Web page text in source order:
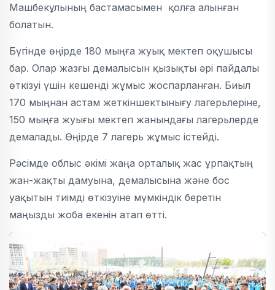
Машбекұлының бастамасымен қолға алынған
болатын.
Бүгінде өңірде 180 мыңға жуық мектеп оқушысы
бар. Олар жазғы демалысын қызықты әрі пайдалы
өткізуі үшін кешенді жұмыс жоспарланған. Биыл
170 мыңнан астам жеткіншектынығу лагерьлеріне,
150 мыңға жуығы мектеп жанындағы лагерьлерде
демалады. Өңірде 7 лагерь жұмыс істейді.
Рәсімде облыс әкімі жаңа орталық жас ұрпақтың
жан-жақты дамуына, демалысына және бос
уақытын тиімді өткізуіне мүмкіндік беретін
маңызды жоба екенін атап өтті.